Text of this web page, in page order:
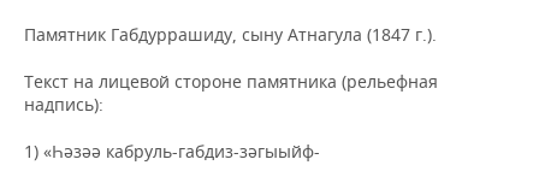
Памятник Габдуррашиду, сыну Атнагула (1847 г.).
Текст на лицевой стороне памятника (рельефная
надпись):
1) «Һәзәә кабруль-габдиз-зәгыыйф-